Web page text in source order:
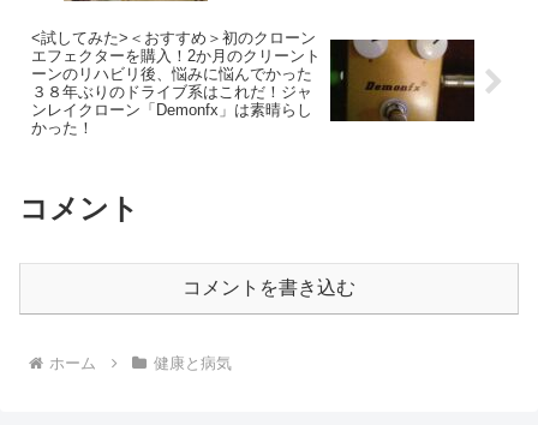
<試してみた>＜おすすめ＞初のクローン
エフェクターを購入！2か月のクリーント
ーンのリハビリ後、悩みに悩んでかった
３８年ぶりのドライブ系はこれだ！ジャ
ンレイクローン「Demonfx」は素晴らし
かった！
コメント
コメントを書き込む
ホーム 健康と病気